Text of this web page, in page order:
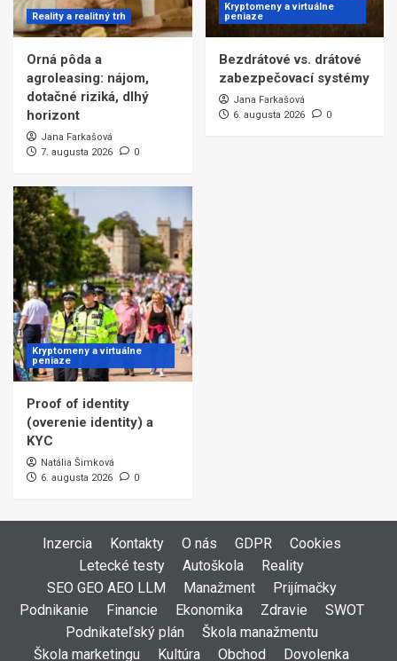
Reality a realitný trh
Orná pôda a
agroleasing: nájom,
dotačné riziká, dlhý
horizont
Jana Farkašová
7. augusta 2026
0
Kryptomeny a virtuálne
peniaze
Bezdrátové vs. drátové
zabezpečovací systémy
Jana Farkašová
6. augusta 2026
0
Kryptomeny a virtuálne
peniaze
Proof of identity
(overenie identity) a
KYC
Natália Šimková
6. augusta 2026
0
Inzercia Kontakty O nás GDPR
Cookies
Letecké testy
Autoškola
Reality
SEO GEO AEO LLM
Manažment
Prijímačky
Podnikanie
Financie Ekonomika Zdravie
SWOT
Podnikateľský plán
Škola manažmentu
Škola marketingu
Kultúra Obchod Dovolenka